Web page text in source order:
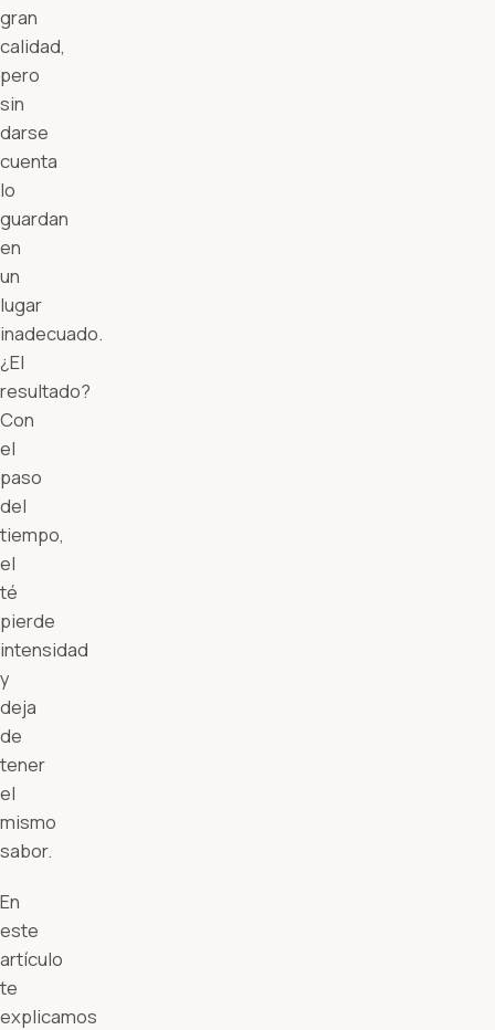
gran
calidad,
pero
sin
darse
cuenta
lo
guardan
en
un
lugar
inadecuado.
¿El
resultado?
Con
el
paso
del
tiempo,
el
té
pierde
intensidad
y
deja
de
tener
el
mismo
sabor.
En
este
artículo
te
explicamos